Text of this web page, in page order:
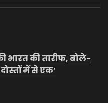
भारत की तारीफ, बोले-
में से एक’